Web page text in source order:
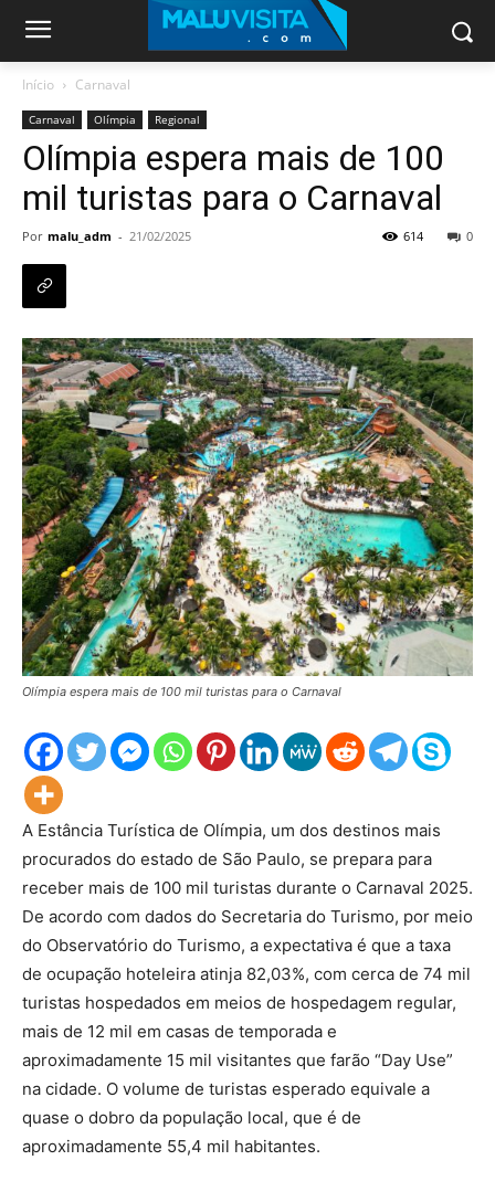
Início Carnaval
Carnaval Olímpia Regional
Olímpia espera mais de 100
mil turistas para o Carnaval
Por malu_adm - 21/02/2025 0
614
Olímpia espera mais de 100 mil turistas para o Carnaval
A Estância Turística de Olímpia, um dos destinos mais
procurados do estado de São Paulo, se prepara para
receber mais de 100 mil turistas durante o Carnaval 2025.
De acordo com dados do Secretaria do Turismo, por meio
do Observatório do Turismo, a expectativa é que a taxa
de ocupação hoteleira atinja 82,03%, com cerca de 74 mil
turistas hospedados em meios de hospedagem regular,
mais de 12 mil em casas de temporada e
aproximadamente 15 mil visitantes que farão “Day Use”
na cidade. O volume de turistas esperado equivale a
quase o dobro da população local, que é de
aproximadamente 55,4 mil habitantes.